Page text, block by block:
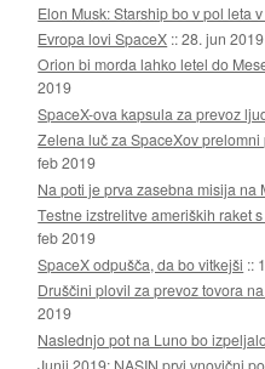
Elon Musk: Starship bo v pol leta
Evropa lovi SpaceX ::28. jun 2019
Orion bi morda lahko letel do
2019
SpaceX-ova kapsula za prevoz
Zelena luč za SpaceXov
feb 2019
Na poti je prva zasebna misija na
Testne izstrelitve ameriških raket
feb 2019
SpaceX odpušča, da bo vitkejši ::
Druščini plovil za prevoz tovora
2019
Naslednjo pot na Luno bo